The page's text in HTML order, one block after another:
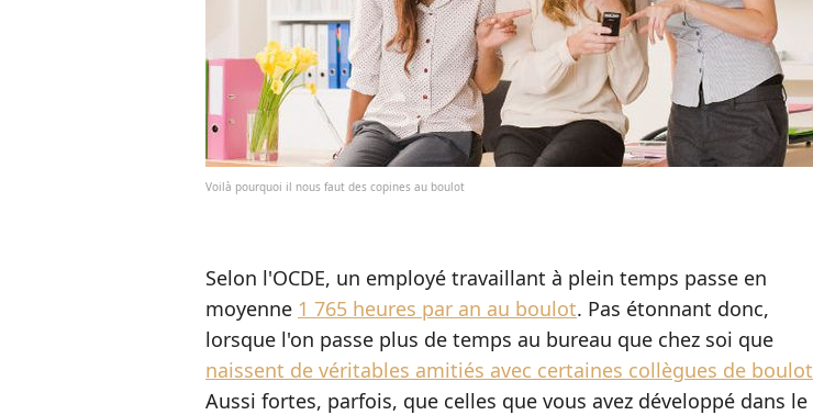
Voilà pourquoi il nous faut des copines au boulot
Selon l'OCDE, un employé travaillant à plein temps passe en
moyenne 1 765 heures par an au boulot. Pas étonnant donc,
lorsque l'on passe plus de temps au bureau que chez soi que
naissent de véritables amitiés avec certaines collègues de boulot
Aussi fortes, parfois, que celles que vous avez développé dans le